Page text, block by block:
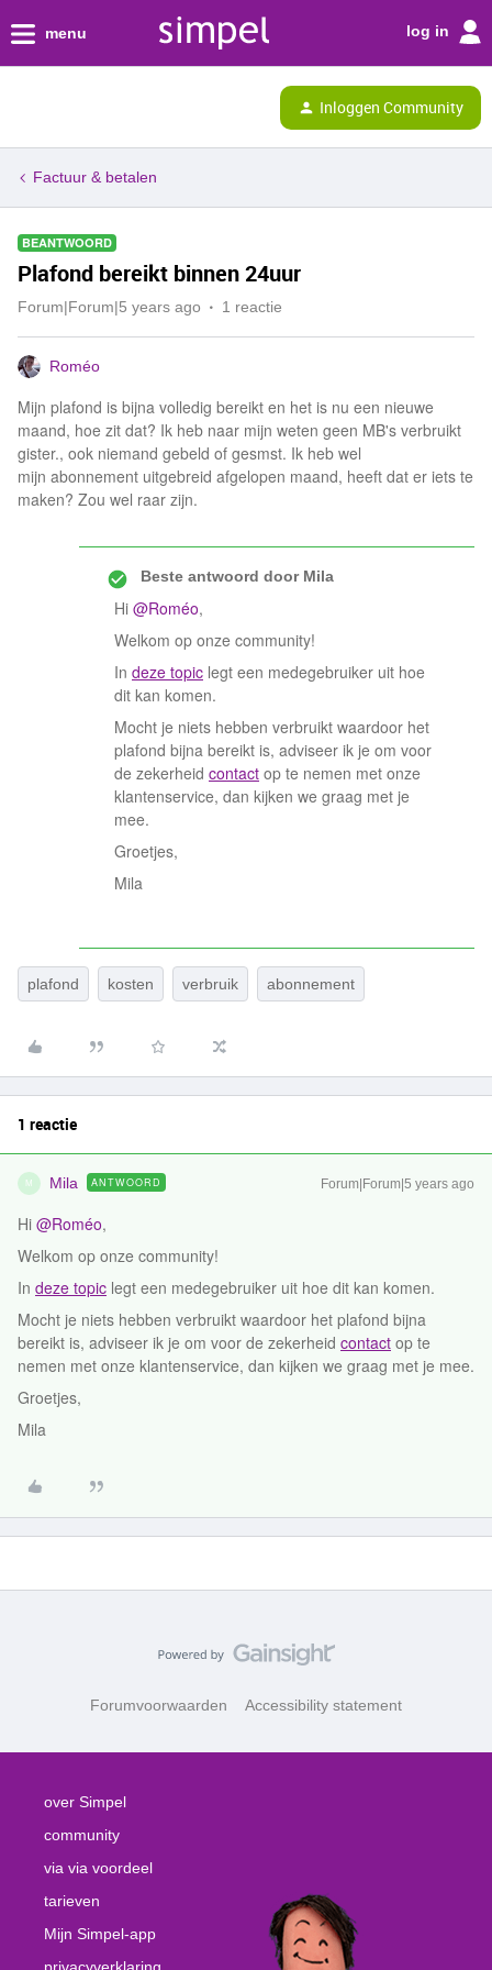
menu log in
Inloggen Community
Factuur & betalen
BEANTWOORD
Plafond bereikt binnen 24uur
Forum|Forum|5 years ago 1 reactie
Roméo
Mijn plafond is bijna volledig bereikt en het is nu een nieuwe
maand, hoe zit dat? Ik heb naar mijn weten geen MB's verbruikt
gister., ook niemand gebeld of gesmst. Ik heb wel
mijn abonnement uitgebreid afgelopen maand, heeft dat er iets te
maken? Zou wel raar zijn.
Beste antwoord doorMila
Hi @Roméo,
Welkom op onze community!
In deze topic legt een medegebruiker uit hoe
dit kan komen.
Mocht je niets hebben verbruikt waardoor het
plafond bijna bereikt is, adviseer ik je om voor
de zekerheid contact op te nemen met onze
klantenservice, dan kijken we graag met je
mee.
Groetjes,
Mila
plafond kosten verbruik abonnement
1 reactie
M Mila ANTWOORD Forum|Forum|5 years ago
Hi @Roméo,
Welkom op onze community!
In deze topic legt een medegebruiker uit hoe dit kan komen.
Mocht je niets hebben verbruikt waardoor het plafond bijna
bereikt is, adviseer ik je om voor de zekerheid contact op te
nemen met onze klantenservice, dan kijken we graag met je mee.
Groetjes,
Mila
Forumvoorwaarden Accessibility statement
over Simpel
community
via via voordeel
tarieven
Mijn Simpel-app